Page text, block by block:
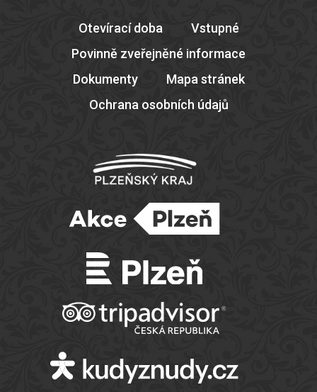
Otevírací doba
Vstupné
Povinně zveřejněné informace
Dokumenty
Mapa stránek
Ochrana osobních údajů